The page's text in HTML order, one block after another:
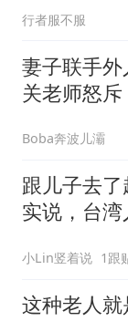
行者服不服
妻子联手外
关老师怒斥
Boba奔波儿灞
跟儿子去
实说，台湾
小Lin竖着说 1跟
这种老人就